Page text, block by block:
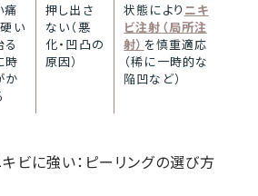
痛
い
る
時
か
押し出さ
ない（悪
化・凹凸の
原因）
状態により ニキ
ビ注射（局所注
射） を慎重適応
（稀に一時的な
陥凹など）
ビに強い：ピーリングの選び方